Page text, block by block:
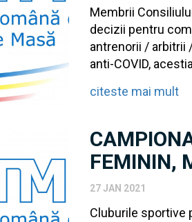
Membrii
decizii pentru
antrenorii / arbitrii
anti-COVID,
citeste mai mult
FEMININ,
27 JAN 2021
Cluburile sportive